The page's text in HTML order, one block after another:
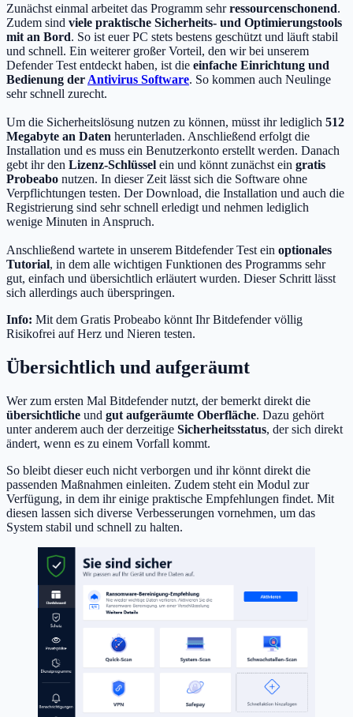
Zunächst einmal arbeitet das Programm sehrressourcenschonend.
Zudem sind viele praktische Sicherheits- und Optimierungstools
mit an Bord. So ist euer PC stets bestens geschützt und läuft stabil
und schnell. Ein weiterer großer Vorteil, den wir bei unserem
Defender Test entdeckt haben, ist die einfache Einrichtung und
Bedienung der Antivirus Software. So kommen auch Neulinge
sehr schnell zurecht.
Um die Sicherheitslösung nutzen zu können, müsst ihr lediglich 512
Megabyte an Daten herunterladen. Anschließend erfolgt die
Installation und es muss ein Benutzerkonto erstellt werden. Danach
gebt ihr den Lizenz-Schlüssel ein und könnt zunächst ein gratis
Probeabo nutzen. In dieser Zeit lässt sich die Software ohne
Verpflichtungen testen. Der Download, die Installation und auch die
Registrierung sind sehr schnell erledigt und nehmen lediglich
wenige Minuten in Anspruch.
Anschließend wartete in unserem Bitdefender Test ein optionales
Tutorial, in dem alle wichtigen Funktionen des Programms sehr
gut, einfach und übersichtlich erläutert wurden. Dieser Schritt lässt
sich allerdings auch überspringen.
Info: Mit dem Gratis Probeabo könnt Ihr Bitdefender völlig
Risikofrei auf Herz und Nieren testen.
Übersichtlich und aufgeräumt
Wer zum ersten Mal Bitdefender nutzt, der bemerkt direkt die
übersichtliche und gut aufgeräumte Oberfläche. Dazu gehört
unter anderem auch der derzeitige Sicherheitsstatus, der sich direkt
ändert, wenn es zu einem Vorfall kommt.
So bleibt dieser euch nicht verborgen und ihr könnt direkt die
passenden Maßnahmen einleiten. Zudem steht ein Modul zur
Verfügung, in dem ihr einige praktische Empfehlungen findet. Mit
diesen lassen sich diverse Verbesserungen vornehmen, um das
System stabil und schnell zu halten.